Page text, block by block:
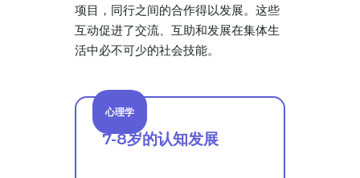
项目，同行之间的合作得以发展。这些
互动促进了交流、互助和发展在集体生
活中必不可少的社会技能。
心理学
7-8岁的认知发展